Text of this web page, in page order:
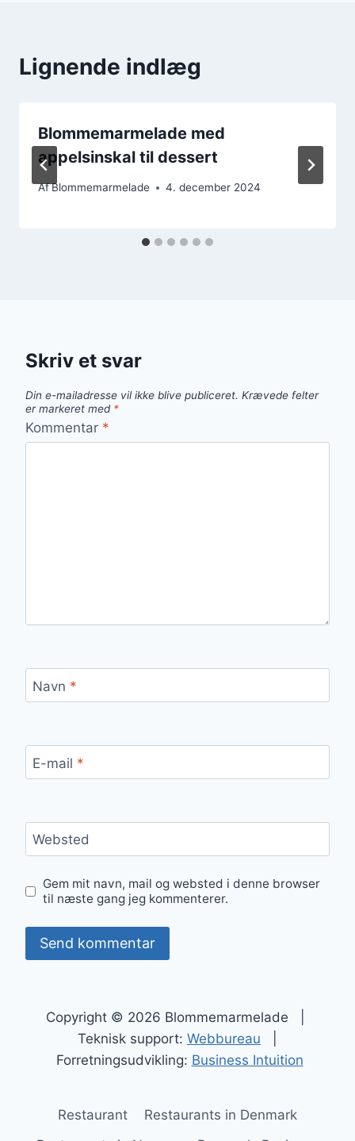
Lignende indlæg
Blommemarmelade med
appelsinskal til dessert
AfBlommemarmelade 4. december 2024
Skriv et svar
Din e-mailadresse vil ikke blive publiceret. Krævede felter
er markeret med *
Kommentar *
Navn *
E-mail *
Websted
Gem mit navn, mail og websted i denne browser
til næste gang jeg kommenterer.
Copyright © 2026 Blommemarmelade |
Teknisk support: Webbureau
Forretningsudvikling: Business Intuition
Restaurant
Restaurants in Denmark